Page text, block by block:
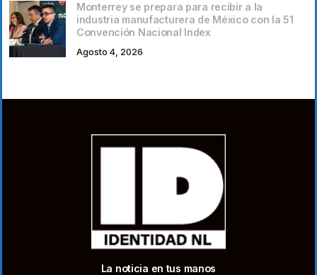
Monterrey se prepara para recibir a la
industria manufacturera de México con la 51
Convención Nacional Index
Agosto 4, 2026
La noticia en tus manos